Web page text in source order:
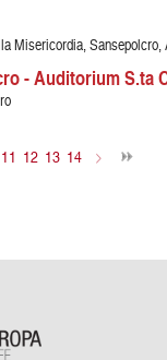
Misericordia, Sansepolcro,
- Auditorium S.ta
11 12 13 14 >